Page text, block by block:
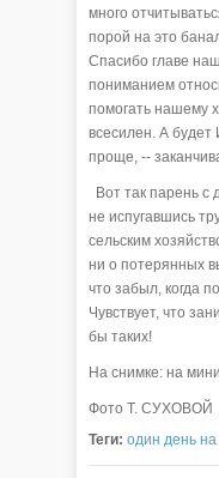
много
порой на это
Спасибо главе
пониманием
помогать нашему
всесилен. А будет
проще, --
Вот так парень
не испугавшись
сельским
ни о потерянных
что забыл, когда
Чувствует, что
бы таких!
На снимке: на
Фото Т. СУХОВОЙ
Теги: один день